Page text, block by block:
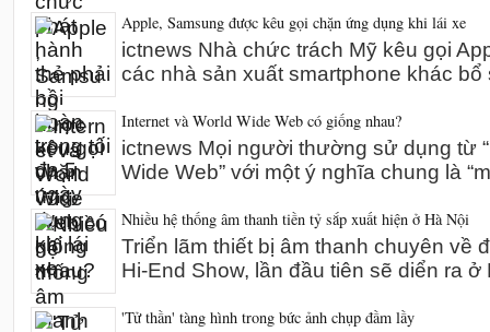
Apple, Samsung được kêu gọi chặn ứng dụng khi lái xe
ictnews Nhà chức trách Mỹ kêu gọi
các nhà sản xuất smartphone khác bổ
Internet và World Wide Web có giống nhau?
ictnews Mọi người thường sử dụng từ
Wide Web” với một ý nghĩa chung là
Nhiều hệ thống âm thanh tiền tỷ sắp xuất hiện ở Hà Nội
Triển lãm thiết bị âm thanh chuyên về
Hi-End Show, lần đầu tiên sẽ diển ra
'Tử thần' tàng hình trong bức ảnh chụp đầm lầy